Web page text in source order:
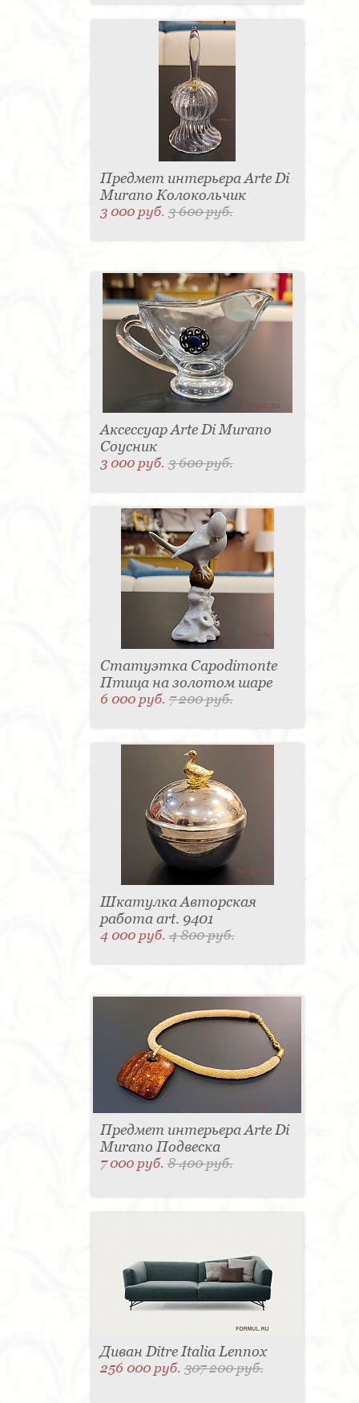
Предмет интерьера Arte Di
Murano Колокольчик
3 000 руб.3 600 руб.
Аксессуар Arte Di Murano
Соусник
3 000 руб.3 600 руб.
Статуэтка Capodimonte
Птица на золотом шаре
6 000 руб.7 200 руб.
Шкатулка Авторская
работа art. 9401
4 000 руб.4 800 руб.
Предмет интерьера Arte Di
Murano Подвеска
7 000 руб.8 400 руб.
Диван Ditre Italia Lennox
256 000 руб.307 200 руб.